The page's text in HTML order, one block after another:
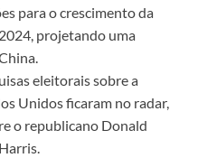
para o crescimento da
projetando uma
eleitorais sobre a
Unidos ficaram no radar,
o republicano Donald